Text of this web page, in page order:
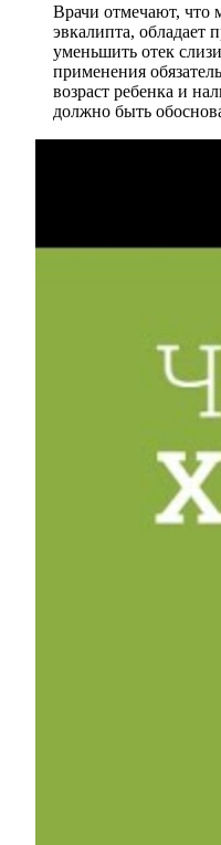
Врачи отмечают, что
эвкалипта, обладает
уменьшить отек
применения
возраст ребенка и
должно быть